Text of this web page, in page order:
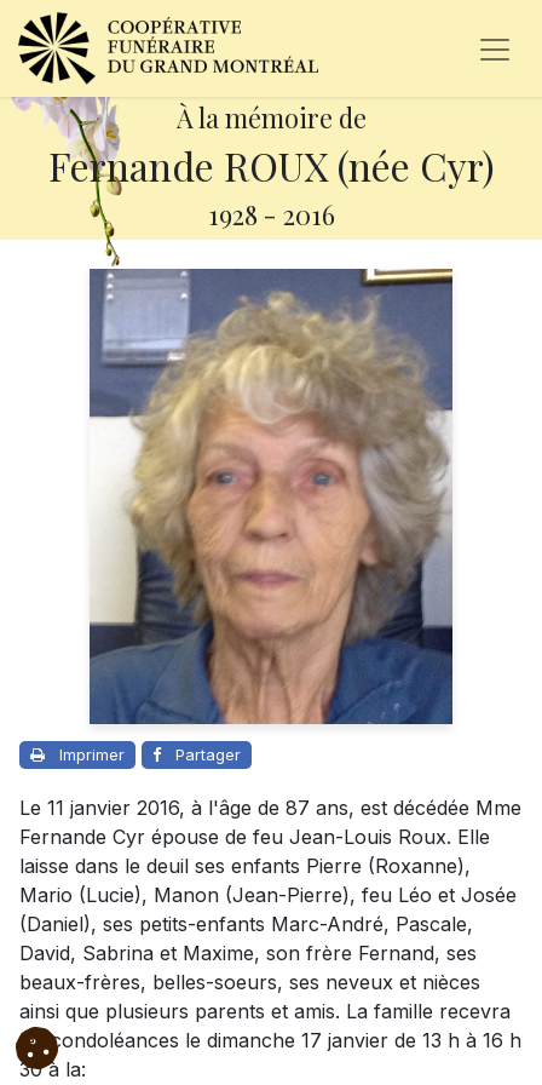
À la mémoire de
Fernande ROUX (née Cyr)
1928 - 2016
Imprimer Partager
Le 11 janvier 2016, à l'âge de 87 ans, est décédée Mme
Fernande Cyr épouse de feu Jean-Louis Roux. Elle
laisse dans le deuil ses enfants Pierre (Roxanne),
Mario (Lucie), Manon (Jean-Pierre), feu Léo et Josée
(Daniel), ses petits-enfants Marc-André, Pascale,
David, Sabrina et Maxime, son frère Fernand, ses
beaux-frères, belles-soeurs, ses neveux et nièces
ainsi que plusieurs parents et amis. La famille recevra
les condoléances le dimanche 17 janvier de 13 h à 16 h
30 à la: